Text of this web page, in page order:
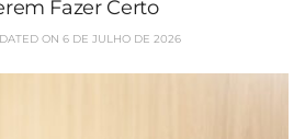
Fazer Certo
ON 6 DE JULHO DE 2026